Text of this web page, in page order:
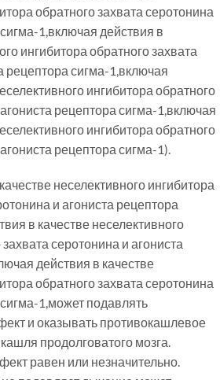
обратного захвата серотонина
1,включая действия в
ингибитора обратного захвата
рецептора сигма-1,включая
ингибитора обратного
рецептора сигма-1,включая
ингибитора обратного
рецептора сигма-1).
неселективного ингибитора
и агониста рецептора
в качестве неселективного
серотонина и агониста
действия в качестве
обратного захвата серотонина
1,может подавлять
и оказывать противокашлевое
продолговатого мозга.
равен или незначительно.